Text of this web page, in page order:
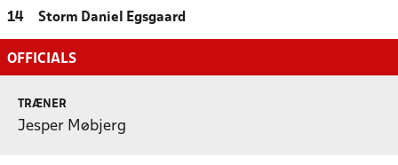
14 Storm Daniel Egsgaard
OFFICIALS
TRÆNER
Jesper Møbjerg